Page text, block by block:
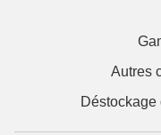
Autres